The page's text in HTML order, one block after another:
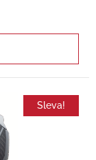
Sleva!